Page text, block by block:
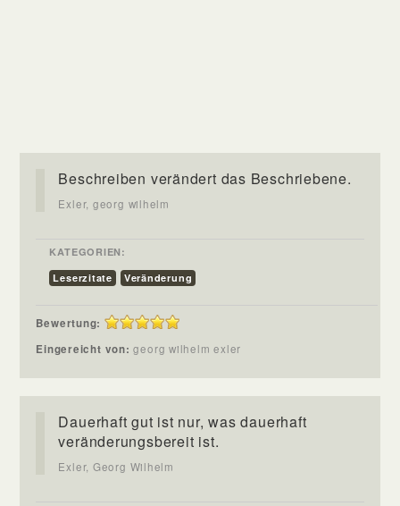
Beschreiben verändert das Beschriebene.
Exler, georg wilhelm
KATEGORIEN:
Leserzitate
Veränderung
Bewertung:
Eingereicht von:georg wilhelm exler
Dauerhaft gut ist nur, was dauerhaft
veränderungsbereit ist.
Exler, Georg Wilhelm